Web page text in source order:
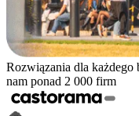
Rozwiązania dla każdego
nam ponad 2 000 firm